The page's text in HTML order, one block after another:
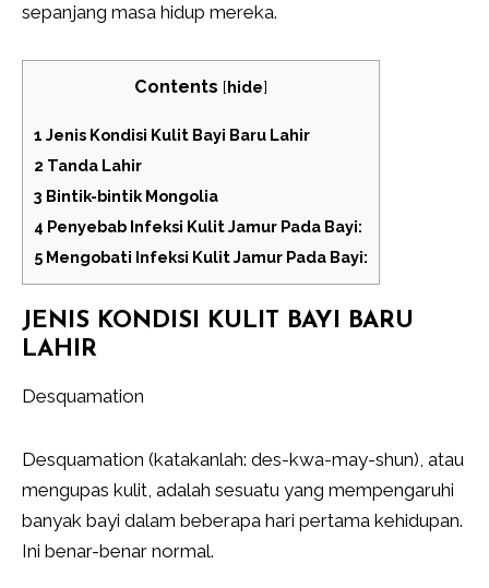
sepanjang masa hidup mereka.
Contents [hide]
1 Jenis Kondisi Kulit Bayi Baru Lahir
2 Tanda Lahir
3 Bintik-bintik Mongolia
4 Penyebab Infeksi Kulit Jamur Pada Bayi:
5 Mengobati Infeksi Kulit Jamur Pada Bayi:
JENIS KONDISI KULIT BAYI BARU
LAHIR
Desquamation
Desquamation (katakanlah: des-kwa-may-shun), atau
mengupas kulit, adalah sesuatu yang mempengaruhi
banyak bayi dalam beberapa hari pertama kehidupan.
Ini benar-benar normal.